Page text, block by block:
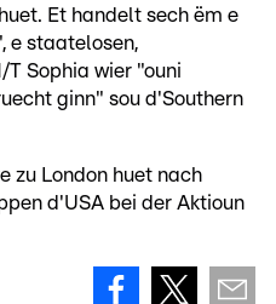
Et handelt sech ëm e
e staatelosen,
T Sophia wier "ouni
ginn" sou d'Southern
zu London huet nach
d'USA bei der Aktioun